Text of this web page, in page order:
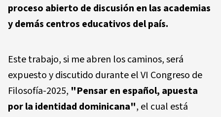
proceso abierto de discusión en las academias
y demás centros educativos del país.
Este trabajo, si me abren los caminos, será
expuesto y discutido durante el VI Congreso de
Filosofía-2025, "Pensar en español, apuesta
por la identidad dominicana", el cual está